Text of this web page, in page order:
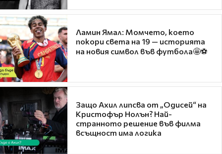
Ламин Ямал: Момчето, което
покори света на 19 — историята
на новия символ във футбола🤩⚽
Защо Ахил липсва от „Одисей“ на
Кристофър Нолън? Най-
странното решение във филма
всъщност има логика